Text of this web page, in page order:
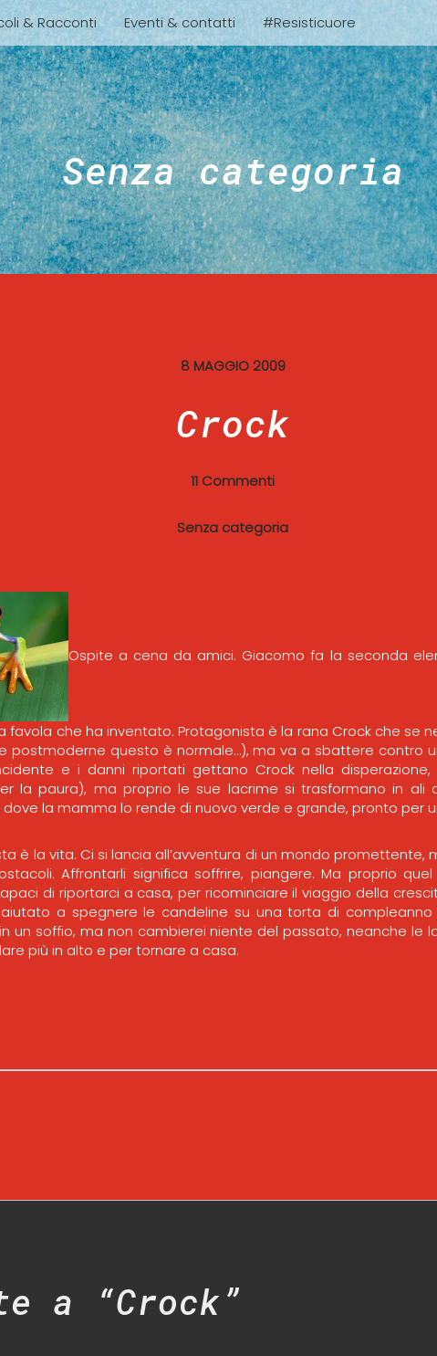
& Racconti Eventi & contatti #Resisticuore
Senza categoria
8 MAGGIO 2009
Crock
11 Commenti
Senza categoria
Ospite a cena da amici. Giacomo fa la seconda
favola che ha inventato. Protagonista è la rana Crock che se
postmoderne questo è normale…), ma va a sbattere contro
e i danni riportati gettano Crock nella
la paura), ma proprio le sue lacrime si trasformano in ali
la mamma lo rende di nuovo verde e grande, pronto per
è la vita. Ci si lancia all’avventura di un mondo promettente,
Affrontarli significa soffrire, piangere. Ma proprio
di riportarci a casa, per ricominciare il viaggio della
a spegnere le candeline su una torta di compleanno
un soffio, ma non cambierei niente del passato, neanche le
più in alto e per tornare a casa.
a “Crock”